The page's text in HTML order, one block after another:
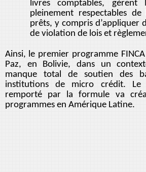
livres comptables,
pleinement respectables
prêts, y compris d’appliquer
de violation de lois et
Ainsi, le premier programme
Paz, en Bolivie, dans un
manque total de soutien des
institutions de micro crédit. Le
remporté par la formule va
programmes en Amérique Latine.